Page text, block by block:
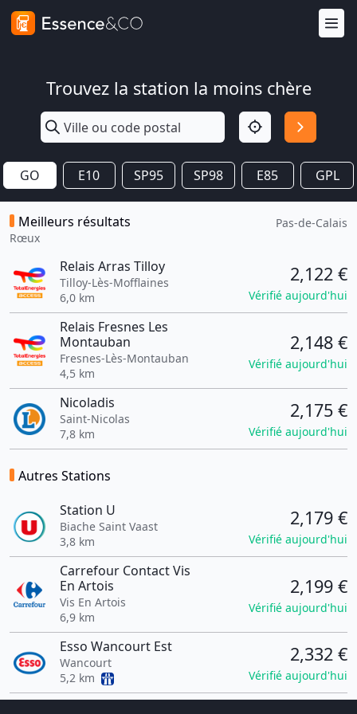
Trouvez la station la moins chère
GO E10 SP95 SP98 E85 GPL
Meilleurs résultats
Rœux
Pas-de-Calais
Relais Arras Tilloy
Tilloy-Lès-Mofflaines
6,0 km
2,122 €
Vérifié aujourd'hui
Relais Fresnes Les
Montauban
Fresnes-Lès-Montauban
4,5 km
2,148 €
Vérifié aujourd'hui
Nicoladis
Saint-Nicolas
7,8 km
2,175 €
Vérifié aujourd'hui
Autres Stations
Station U
Biache Saint Vaast
3,8 km
2,179 €
Vérifié aujourd'hui
Carrefour Contact Vis
En Artois
Vis En Artois
6,9 km
2,199 €
Vérifié aujourd'hui
Esso Wancourt Est
Wancourt
5,2 km
2,332 €
Vérifié aujourd'hui